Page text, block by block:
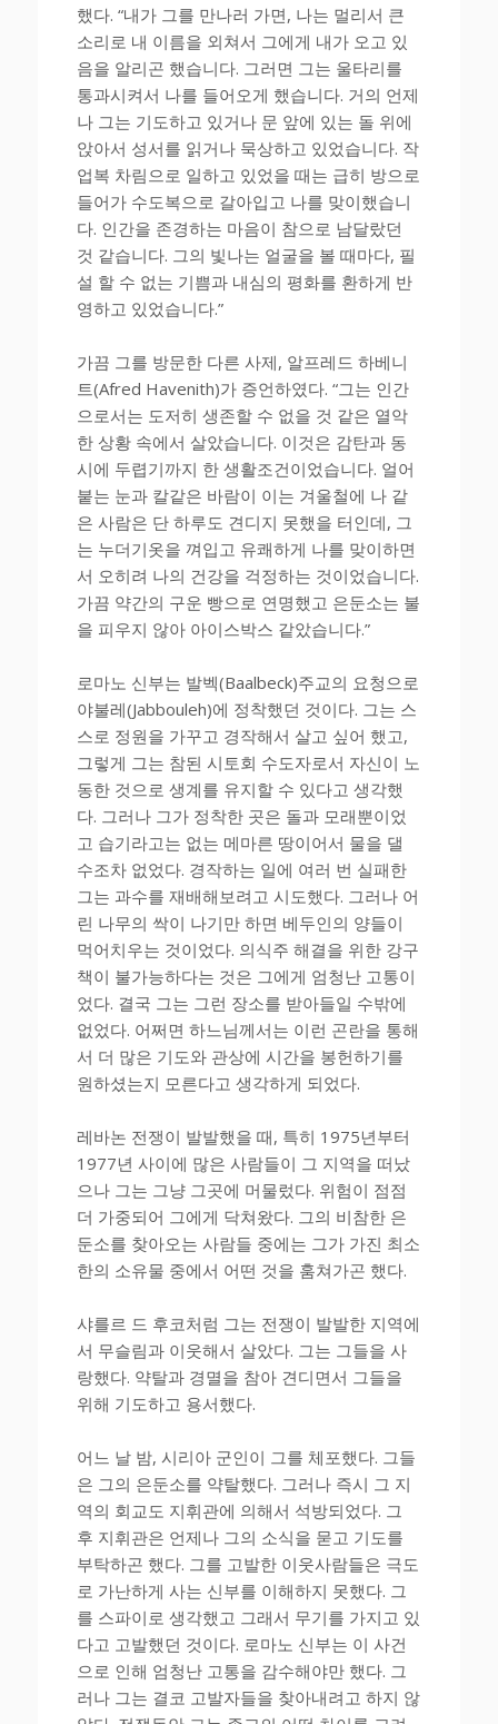
했다. “내가 그를 만나러 가면, 나는 멀리서 큰
소리로 내 이름을 외쳐서 그에게 내가 오고 있
음을 알리곤 했습니다. 그러면 그는 울타리를
통과시켜서 나를 들어오게 했습니다. 거의 언제
나 그는 기도하고 있거나 문 앞에 있는 돌 위에
앉아서 성서를 읽거나 묵상하고 있었습니다. 작
업복 차림으로 일하고 있었을 때는 급히 방으로
들어가 수도복으로 갈아입고 나를 맞이했습니
다. 인간을 존경하는 마음이 참으로 남달랐던
것 같습니다. 그의 빛나는 얼굴을 볼 때마다, 필
설 할 수 없는 기쁨과 내심의 평화를 환하게 반
영하고 있었습니다.”
가끔 그를 방문한 다른 사제, 알프레드 하베니
트(Afred Havenith)가 증언하였다. “그는 인간
으로서는 도저히 생존할 수 없을 것 같은 열악
한 상황 속에서 살았습니다. 이것은 감탄과 동
시에 두렵기까지 한 생활조건이었습니다. 얼어
붙는 눈과 칼같은 바람이 이는 겨울철에 나 같
은 사람은 단 하루도 견디지 못했을 터인데, 그
는 누더기옷을 껴입고 유쾌하게 나를 맞이하면
서 오히려 나의 건강을 걱정하는 것이었습니다.
가끔 약간의 구운 빵으로 연명했고 은둔소는 불
을 피우지 않아 아이스박스 같았습니다.”
로마노 신부는 발벡(Baalbeck)주교의 요청으로
야불레(Jabbouleh)에 정착했던 것이다. 그는 스
스로 정원을 가꾸고 경작해서 살고 싶어 했고,
그렇게 그는 참된 시토회 수도자로서 자신이 노
동한 것으로 생계를 유지할 수 있다고 생각했
다. 그러나 그가 정착한 곳은 돌과 모래뿐이었
고 습기라고는 없는 메마른 땅이어서 물을 댈
수조차 없었다. 경작하는 일에 여러 번 실패한
그는 과수를 재배해보려고 시도했다. 그러나 어
린 나무의 싹이 나기만 하면 베두인의 양들이
먹어치우는 것이었다. 의식주 해결을 위한 강구
책이 불가능하다는 것은 그에게 엄청난 고통이
었다. 결국 그는 그런 장소를 받아들일 수밖에
없었다. 어쩌면 하느님께서는 이런 곤란을 통해
서 더 많은 기도와 관상에 시간을 봉헌하기를
원하셨는지 모른다고 생각하게 되었다.
레바논 전쟁이 발발했을 때, 특히 1975년부터
1977년 사이에 많은 사람들이 그 지역을 떠났
으나 그는 그냥 그곳에 머물렀다. 위험이 점점
더 가중되어 그에게 닥쳐왔다. 그의 비참한 은
둔소를 찾아오는 사람들 중에는 그가 가진 최소
한의 소유물 중에서 어떤 것을 훔쳐가곤 했다.
샤를르 드 후코처럼 그는 전쟁이 발발한 지역에
서 무슬림과 이웃해서 살았다. 그는 그들을 사
랑했다. 약탈과 경멸을 참아 견디면서 그들을
위해 기도하고 용서했다.
어느 날 밤, 시리아 군인이 그를 체포했다. 그들
은 그의 은둔소를 약탈했다. 그러나 즉시 그 지
역의 회교도 지휘관에 의해서 석방되었다. 그
후 지휘관은 언제나 그의 소식을 묻고 기도를
부탁하곤 했다. 그를 고발한 이웃사람들은 극도
로 가난하게 사는 신부를 이해하지 못했다. 그
를 스파이로 생각했고 그래서 무기를 가지고 있
다고 고발했던 것이다. 로마노 신부는 이 사건
으로 인해 엄청난 고통을 감수해야만 했다. 그
러나 그는 결코 고발자들을 찾아내려고 하지 않